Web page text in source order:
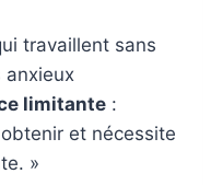
travaillent sans
anxieux
limitante :
et nécessite
»